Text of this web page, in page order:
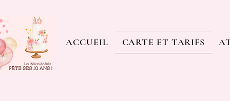
ACCUEIL CARTE ET TARIFS